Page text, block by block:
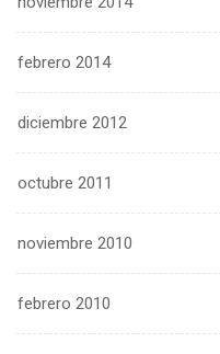
febrero 2014
diciembre 2012
octubre 2011
noviembre 2010
febrero 2010